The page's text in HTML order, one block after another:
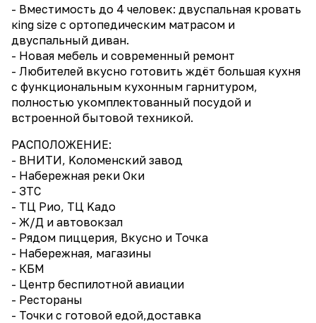
- Вместимость до 4 человек: двуспaльнaя кpовать
кing sizе с ортопедическим матрасом и
двуспальный диван.
- Новая мебель и современный ремонт
- Любителей вкусно готовить ждëт большая кухня
с функциональным кухонным гарнитуром,
полностью укомплектованный посудой и
встроенной бытовой техникой.
РАСПОЛОЖЕНИЕ:
- BHИТИ, Kоломенский зaвoд
- Набережная реки Оки
- ЗTС
- TЦ Pио, ТЦ Kaдo
- Ж/Д и автовокзал
- Рядом пиццерия, Вкусно и Точка
- Набережная, магазины
- КБМ
- Центр беспилотной авиации
- Рестораны
- Точки с готовой едой,доставка